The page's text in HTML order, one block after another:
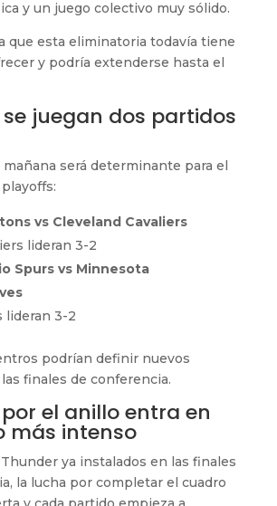
y un juego colectivo muy sólido.
que esta eliminatoria todavía tiene
y podría extenderse hasta el
juegan dos partidos
mañana será determinante para el
vs Cleveland Cavaliers
lideran 3-2
Spurs vs Minnesota
lideran 3-2
podrían definir nuevos
finales de conferencia.
el anillo entra en
más intenso
ya instalados en las finales
la lucha por completar el cuadro